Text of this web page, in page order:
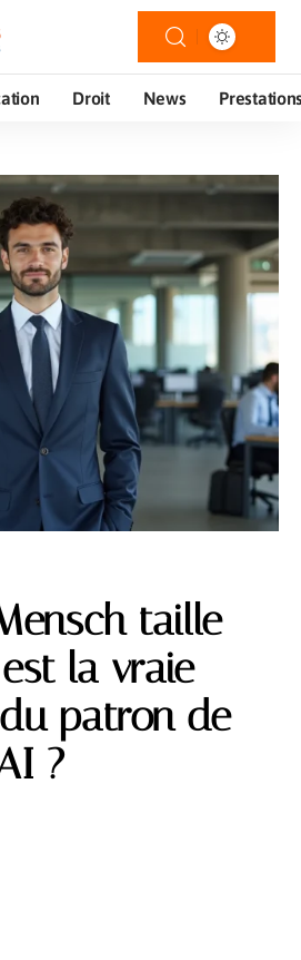
Droit News
taille
la vraie
patron de
?